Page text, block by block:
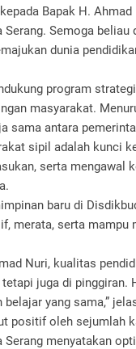
Bapak H.
Semoga
dunia
program
masyarakat.
sama antara
sipil adalah kunci
serta mengawal
baru di
merata, serta mampu
Nuri, kualitas
juga di pinggiran.
yang sama,”
positif oleh sejumlah
menyatakan